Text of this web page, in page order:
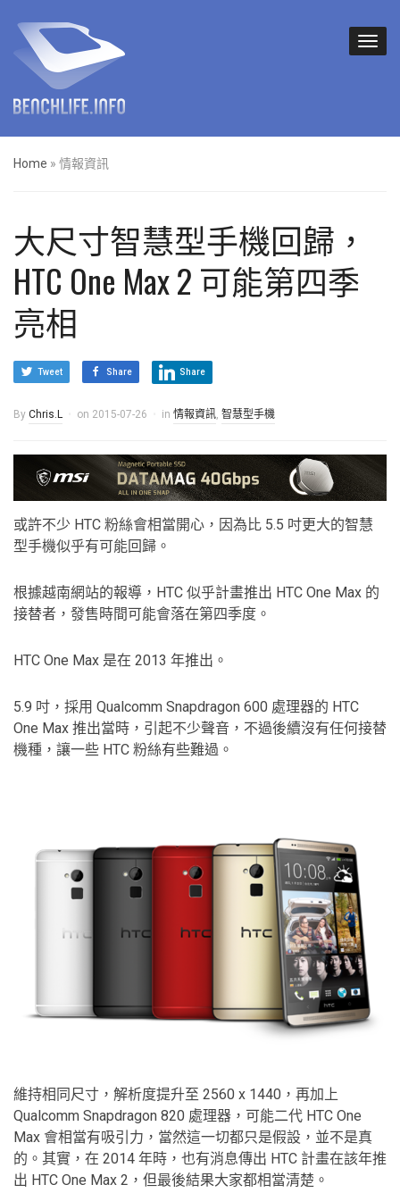
Home » 情報資訊
大尺寸智慧型手機回歸，
HTC One Max 2 可能第四季
亮相
Tweet Share Share
By Chris.L on 2015-07-26 in 情報資訊, 智慧型手機
或許不少 HTC 粉絲會相當開心，因為比 5.5 吋更大的智慧
型手機似乎有可能回歸。
根據越南網站的報導，HTC 似乎計畫推出 HTC One Max 的
接替者，發售時間可能會落在第四季度。
HTC One Max 是在 2013 年推出。
5.9 吋，採用 Qualcomm Snapdragon 600 處理器的 HTC
One Max 推出當時，引起不少聲音，不過後續沒有任何接替
機種，讓一些 HTC 粉絲有些難過。
維持相同尺寸，解析度提升至 2560 x 1440，再加上
Qualcomm Snapdragon 820 處理器，可能二代 HTC One
Max 會相當有吸引力，當然這一切都只是假設，並不是真
的。其實，在 2014 年時，也有消息傳出 HTC 計畫在該年推
出 HTC One Max 2，但最後結果大家都相當清楚。